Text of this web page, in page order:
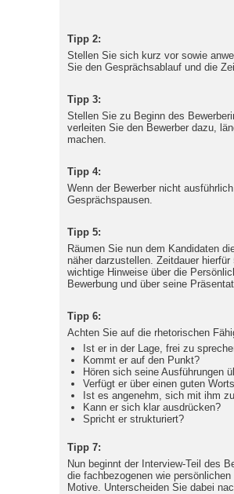
Tipp 2:
Stellen Sie sich kurz vor sowie
Sie den Gesprächsablauf und die
Tipp 3:
Stellen Sie zu Beginn des
verleiten Sie den Bewerber dazu,
machen.
Tipp 4:
Wenn der Bewerber nicht
Gesprächspausen.
Tipp 5:
Räumen Sie nun dem Kandidaten
näher darzustellen. Zeitdauer
wichtige Hinweise über die
Bewerbung und über seine
Tipp 6:
Achten Sie auf die rhetorischen
Ist er in der Lage, frei zu
Kommt er auf den Punkt?
Hören sich seine Ausführungen
Verfügt er über einen guten
Ist es angenehm, sich mit ihm
Kann er sich klar ausdrücken?
Spricht er strukturiert?
Tipp 7:
Nun beginnt der Interview-Teil des
die fachbezogenen wie
Motive. Unterscheiden Sie dabei